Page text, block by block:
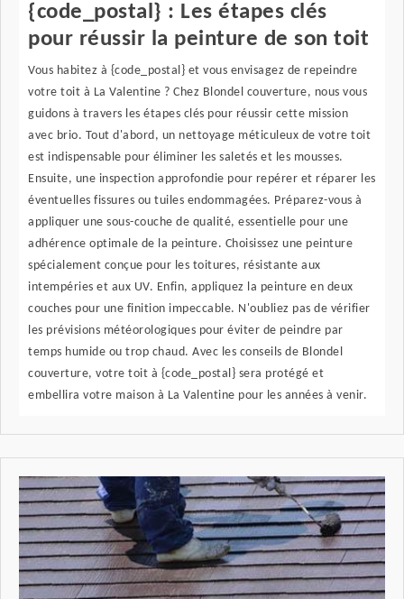
{code_postal} : Les étapes clés
pour réussir la peinture de son toit
Vous habitez à {code_postal} et vous envisagez de repeindre
votre toit à La Valentine ? Chez Blondel couverture, nous vous
guidons à travers les étapes clés pour réussir cette mission
avec brio. Tout d'abord, un nettoyage méticuleux de votre toit
est indispensable pour éliminer les saletés et les mousses.
Ensuite, une inspection approfondie pour repérer et réparer les
éventuelles fissures ou tuiles endommagées. Préparez-vous à
appliquer une sous-couche de qualité, essentielle pour une
adhérence optimale de la peinture. Choisissez une peinture
spécialement conçue pour les toitures, résistante aux
intempéries et aux UV. Enfin, appliquez la peinture en deux
couches pour une finition impeccable. N'oubliez pas de vérifier
les prévisions météorologiques pour éviter de peindre par
temps humide ou trop chaud. Avec les conseils de Blondel
couverture, votre toit à {code_postal} sera protégé et
embellira votre maison à La Valentine pour les années à venir.